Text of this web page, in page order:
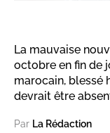
La mauvaise
octobre en fin de
marocain, blessé
devrait être
Par La Rédaction